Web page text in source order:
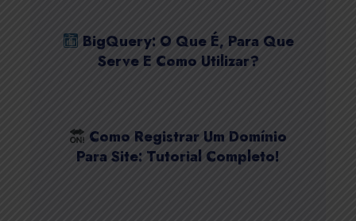
BigQuery: O Que É, Para Que
Serve E Como Utilizar?
Como Registrar Um Domínio
Para Site: Tutorial Completo!